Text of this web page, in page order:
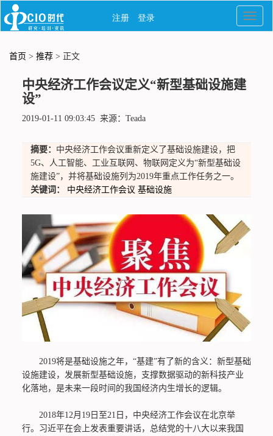
首页 > 推荐 > 正文
中央经济工作会议定义“新型基础设施建
设”
2019-01-11 09:03:45 来源：Teada
摘要： 中央经济工作会议重新定义了基础设施建设，把
5G、人工智能、工业互联网、物联网定义为“新型基础设
施建设”，并将基础设施列为2019年重点工作任务之一。
关键词：
中央经济工作会议 基础设施
2019将是基础设施之年，“基建”有了新的含义：新型基础
设施建设，发展新型基础设施，支撑数据驱动的新科技产业
化落地，是未来一段时间的我国经济内生增长的逻辑。
2018年12月19日至21日，中央经济工作会议在北京举
行。习近平在会上发表重要讲话，总结党的十八大以来我国